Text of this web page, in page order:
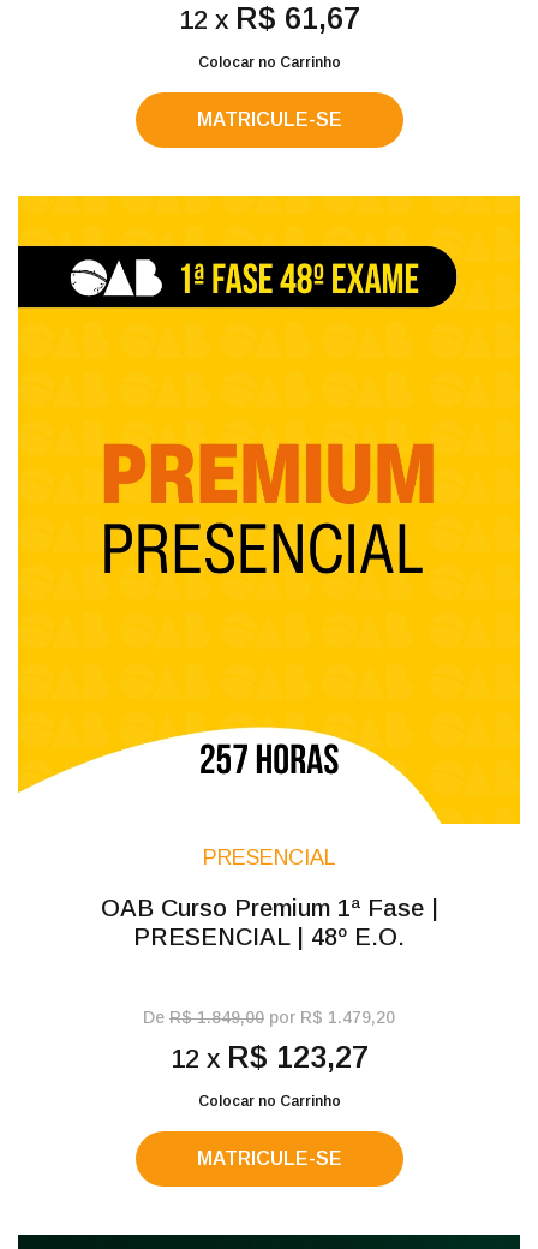
12 x R$ 61,67
Colocar no Carrinho
MATRICULE-SE
PRESENCIAL
OAB Curso Premium 1ª Fase |
PRESENCIAL | 48º E.O.
De R$ 1.849,00 por R$ 1.479,20
12 x R$ 123,27
Colocar no Carrinho
MATRICULE-SE